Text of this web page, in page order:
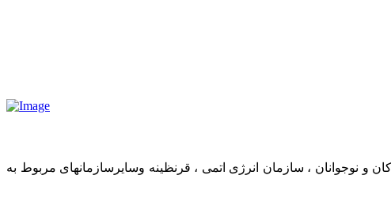
نوجوانان ، سازمان انرژی اتمی ، قرنظینه وسایرسازمانهای مربوط به